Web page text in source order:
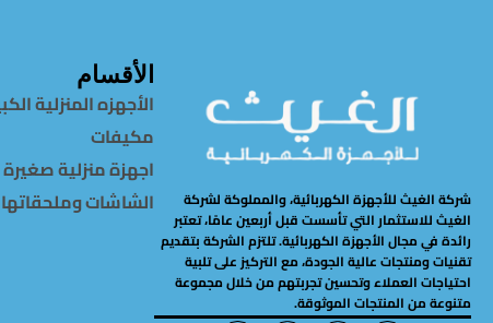
شركة الغيث للأجهزة الكهربائية، والمملوكة لشركة
الغيث للاستثمار التي تأسست قبل أربعين عامًا، تعتبر
رائدة في مجال الأجهزة الكهربائية. تلتزم الشركة بتقديم
تقنيات ومنتجات عالية الجودة، مع التركيز على تلبية
احتياجات العملاء وتحسين تجربتهم من خلال مجموعة
متنوعة من المنتجات الموثوقة.
الأقسام
الأجهزه المنزلية
مكيفات
اجهزة منزلية صغيرة
الشاشات وملحقاتها